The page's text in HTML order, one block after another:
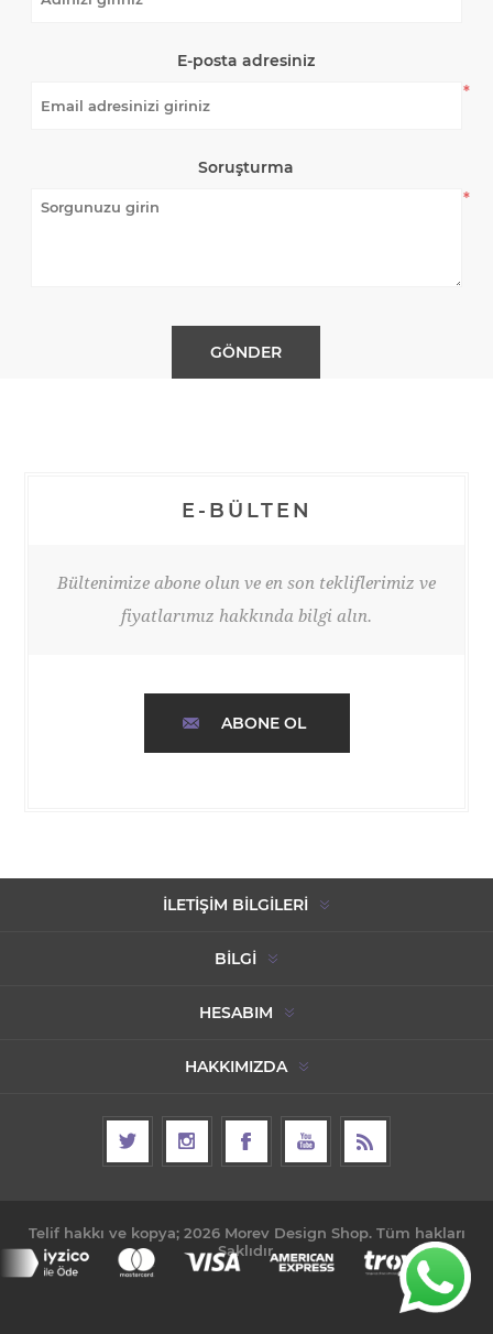
E-posta adresiniz
*
Soruşturma
*
E-BÜLTEN
Bültenimize abone olun ve en son tekliflerimiz ve
fiyatlarımız hakkında bilgi alın.
ABONE OL
İLETIŞIM BILGILERI
BILGI
HESABIM
HAKKIMIZDA
Telif hakkı ve kopya; 2026 Morev Design Shop. Tüm hakları
Saklıdır.